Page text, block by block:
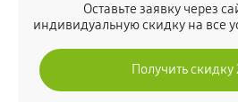
Замена шлейфа матрицы
Замена термопасты ноутбука
Оставьте заявку через
индивидуальную скидку на все
Получить скидку